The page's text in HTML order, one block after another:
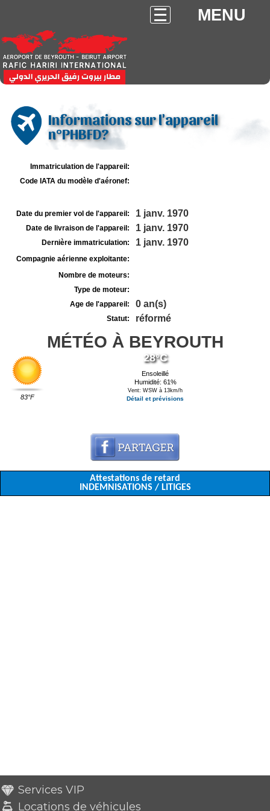
MENU
Informations sur l'appareil
n°PHBFD?
Immatriculation de l'appareil:
Code IATA du modèle d'aéronef:
Date du premier vol de l'appareil: 1 janv. 1970
Date de livraison de l'appareil: 1 janv. 1970
Dernière immatriculation: 1 janv. 1970
Compagnie aérienne exploitante:
Nombre de moteurs:
Type de moteur:
Age de l'appareil:
0 an(s)
Statut: réformé
MÉTÉO À BEYROUTH
83°F
28°C
Ensoleillé
Humidité: 61%
Vent: WSW à 13km/h
Détail et prévisions
Attestations de retard
INDEMNISATIONS / LITIGES
Services VIP
Locations de véhicules